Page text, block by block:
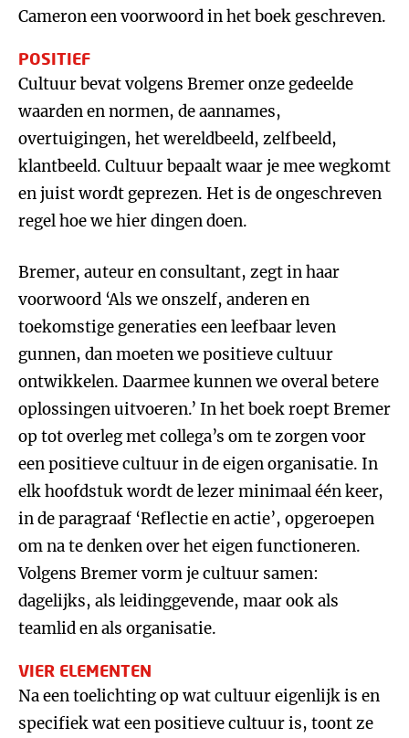
Cameron een voorwoord in het boek geschreven.
POSITIEF
Cultuur bevat volgens Bremer onze gedeelde
waarden en normen, de aannames,
overtuigingen, het wereldbeeld, zelfbeeld,
klantbeeld. Cultuur bepaalt waar je mee wegkomt
en juist wordt geprezen. Het is de ongeschreven
regel hoe we hier dingen doen.
Bremer, auteur en consultant, zegt in haar
voorwoord ‘Als we onszelf, anderen en
toekomstige generaties een leefbaar leven
gunnen, dan moeten we positieve cultuur
ontwikkelen. Daarmee kunnen we overal betere
oplossingen uitvoeren.’ In het boek roept Bremer
op tot overleg met collega’s om te zorgen voor
een positieve cultuur in de eigen organisatie. In
elk hoofdstuk wordt de lezer minimaal één keer,
in de paragraaf ‘Reflectie en actie’, opgeroepen
om na te denken over het eigen functioneren.
Volgens Bremer vorm je cultuur samen:
dagelijks, als leidinggevende, maar ook als
teamlid en als organisatie.
VIER ELEMENTEN
Na een toelichting op wat cultuur eigenlijk is en
specifiek wat een positieve cultuur is, toont ze